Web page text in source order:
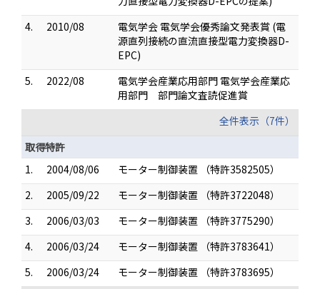
4.
2010/08
電気学会 電気学会優秀論文発表賞 (電
源直列接続の直流直接型電力変換器D-
EPC)
5.
2022/08
電気学会産業応用部門 電気学会産業応
用部門 部門論文査読促進賞
全件表示（7件）
取得特許
1.
2004/08/06
モーター制御装置 （特許3582505）
2.
2005/09/22
モーター制御装置 （特許3722048）
3.
2006/03/03
モーター制御装置 （特許3775290）
4.
2006/03/24
モーター制御装置 （特許3783641）
5.
2006/03/24
モーター制御装置 （特許3783695）